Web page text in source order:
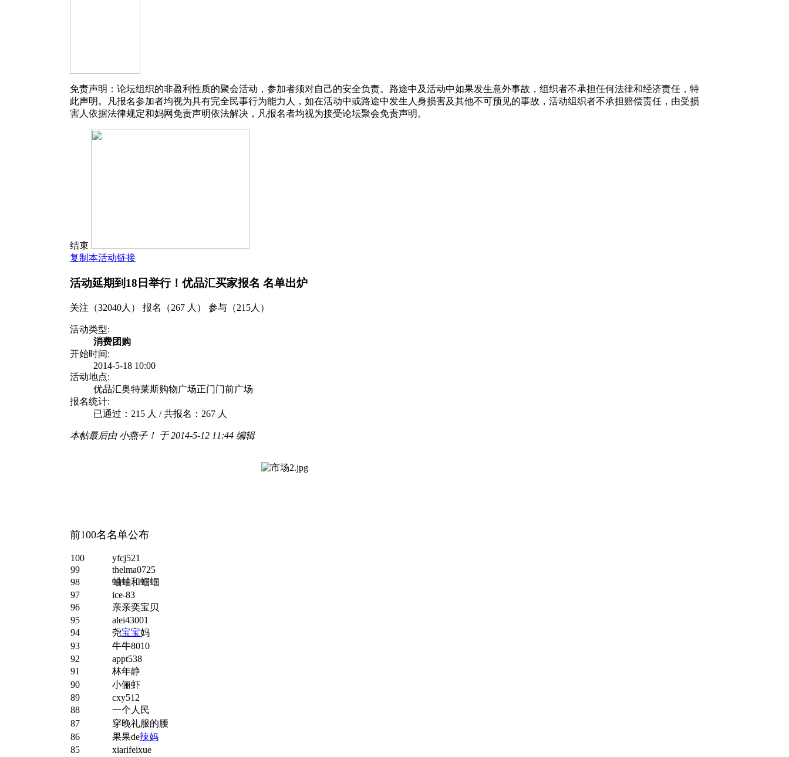
免责声明： 论坛组织的非盈利性质的聚会活动，参加者须对自己的安全负责。路途中及活动中如果发生意外事故，组织者不承担任何法律和经济责任，特
此声明。凡报名参加者均视为具有完全民事行为能力人，如在活动中或路途中发生人身损害及其他不可预见的事故，活动组织者不承担赔偿责任，由受损
害人依据法律规定和妈网免责声明依法解决，凡报名者均视为接受论坛聚会免责声明。
结束
复制本活动链接
活动延期到18日举行！优品汇买家报名 名单出炉
关注（32040人） 报名（267 人） 参与（215人）
活动类型:
消费团购
开始时间:
2014-5-18 10:00
活动地点:
优品汇奥特莱斯购物广场正门门前广场
报名统计:
已通过：215 人 / 共报名：267 人
本帖最后由 小燕子！ 于 2014-5-12 11:44 编辑
前100名名单公布
100
yfcj521
99
thelma0725
98
蛐蛐和蝈蝈
97
ice-83
96
亲亲奕宝贝
95
alei43001
94
尧宝宝妈
93
牛牛8010
92
appt538
91
林年静
90
小俪虾
89
cxy512
88
一个人民
87
穿晚礼服的腰
86
果果de辣妈
85
xiarifeixue